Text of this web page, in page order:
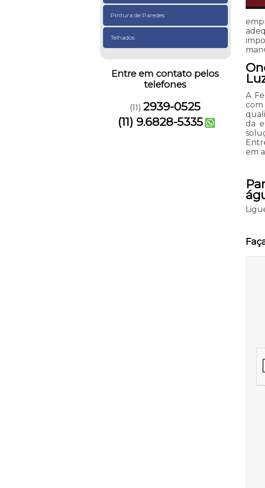
Pintura de Paredes
Telhados
Entre em contato pelos
telefones
(11) 2939-0525
(11) 9.6828-5335
A
da
em